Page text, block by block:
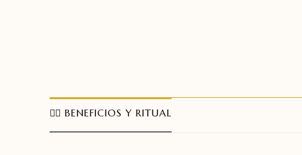
🧖‍♀️ BENEFICIOS Y RITUAL